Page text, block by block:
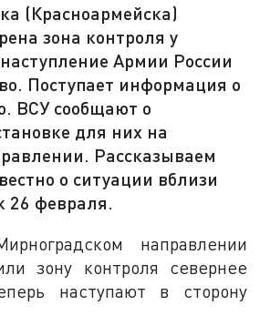
(Красноармейска)
зона контроля у
Армии России
Поступает информация о
ВСУ сообщают о
для них на
Рассказываем
о ситуации вблизи
26 февраля.
направлении
зону контроля севернее
наступают в сторону